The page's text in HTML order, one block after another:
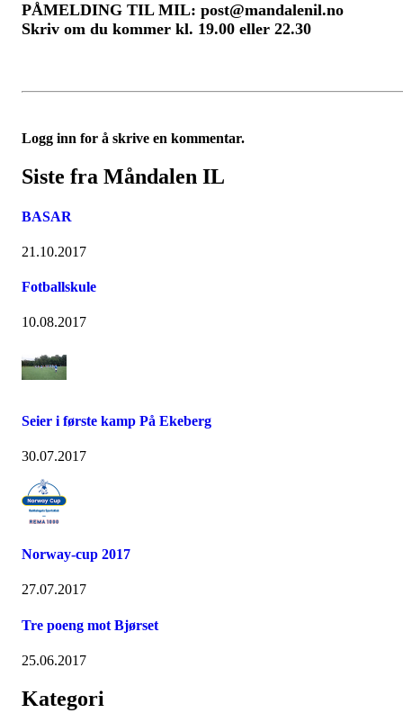
PÅMELDING TIL MIL: post@mandalenil.no
Skriv om du kommer kl. 19.00 eller 22.30
Logg inn for å skrive en kommentar.
Siste fra Måndalen IL
BASAR
21.10.2017
Fotballskule
10.08.2017
Seier i første kamp På Ekeberg
30.07.2017
Norway-cup 2017
27.07.2017
Tre poeng mot Bjørset
25.06.2017
Kategori